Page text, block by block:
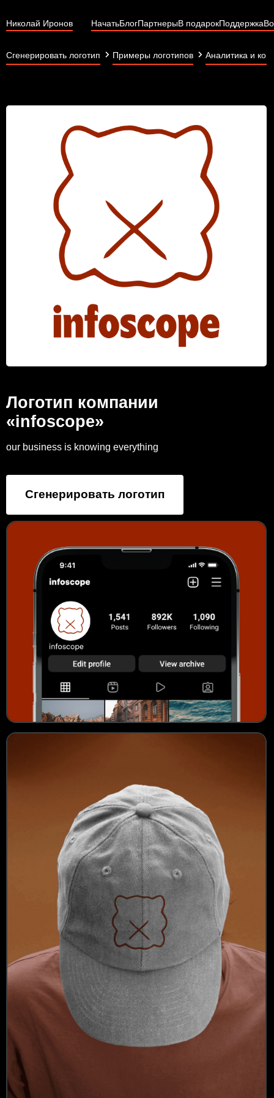
Николай Иронов НачатьБлогПартнерыВ подарокПоддержка
Сгенерировать логотип Примеры логотипов Аналитика и
Логотип компании
«infoscope»
our business is knowing everything
Сгенерировать логотип